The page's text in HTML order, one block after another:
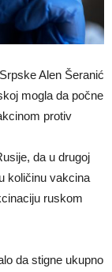
Alen Šeranić
mogla da počne
protiv
da u drugoj
količinu vakcina
ruskom
da stigne ukupno